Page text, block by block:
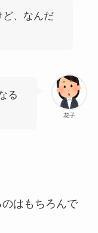
ど、なんだ
花子
る
はもちろんで